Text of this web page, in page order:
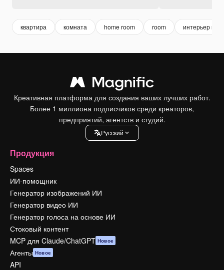
квартира комната home room room интерьер
Креативная платформа для создания ваших лучших работ.
Более 1 миллиона подписчиков среди креаторов,
предприятий, агентств и студий.
Pусский
Продукция
Spaces
ИИ-помощник
Генератор изображений ИИ
Генератор видео ИИ
Генератор голоса на основе ИИ
Стоковый контент
MCP для Claude/ChatGPT Новое
Агенты Новое
API